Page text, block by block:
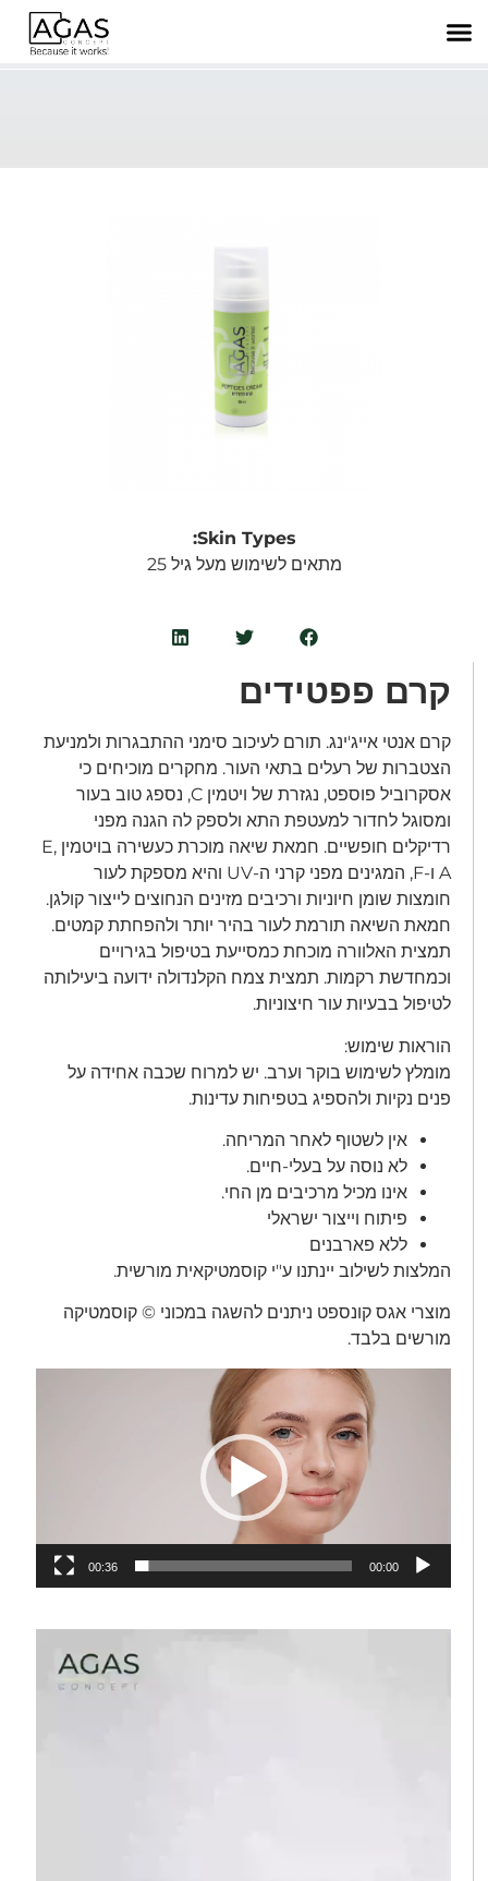
Skin Types:
מתאים לשימוש מעל גיל 25
קרם פפטידים
קרם אנטי אייג'ינג. תורם לעיכוב סימני ההתבגרות ולמניעת
הצטברות של רעלים בתאי העור. מחקרים מוכיחים כי
אסקרוביל פוספט, נגזרת של ויטמין C, נספג טוב בעור
ומסוגל לחדור למעטפת התא ולספק לה הגנה מפני
רדיקלים חופשיים. חמאת שיאה מוכרת כעשירה בויטמין E,
A ו-F, המגינים מפני קרני ה-UV והיא מספקת לעור
חומצות שומן חיוניות ורכיבים מזינים הנחוצים לייצור קולגן.
חמאת השיאה תורמת לעור בהיר יותר ולהפחתת קמטים.
תמצית האלוורה מוכחת כמסייעת בטיפול בגירויים
וכמחדשת רקמות. תמצית צמח הקלנדולה ידועה ביעילותה
לטיפול בבעיות עור חיצוניות.
הוראות שימוש:
מומלץ לשימוש בוקר וערב. יש למרוח שכבה אחידה על
פנים נקיות ולהספיג בטפיחות עדינות.
אין לשטוף לאחר המריחה.
לא נוסה על בעלי-חיים.
אינו מכיל מרכיבים מן החי.
פיתוח וייצור ישראלי
ללא פארבנים
המלצות לשילוב יינתנו ע"י קוסמטיקאית מורשית.
מוצרי אגס קונספט ניתנים להשגה במכוני © קוסמטיקה
מורשים בלבד.
00:00
00:36